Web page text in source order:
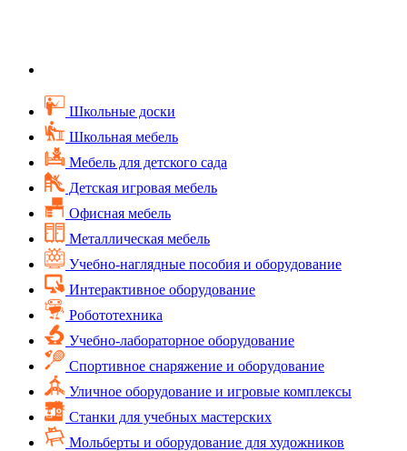
Школьные доски
Школьная мебель
Мебель для детского сада
Детская игровая мебель
Офисная мебель
Металлическая мебель
Учебно-наглядные пособия и оборудование
Интерактивное оборудование
Робототехника
Учебно-лабораторное оборудование
Спортивное снаряжение и оборудование
Уличное оборудование и игровые комплексы
Cтанки для учебных мастерских
Мольберты и оборудование для художников